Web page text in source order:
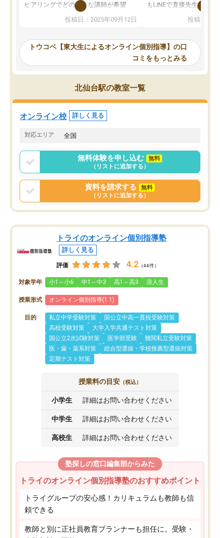
ヒアリングでどのような講師が希望
か、オプションは付帯するかなど選ぶ
事が出来ました。
ーティングを行い、その講師で良いか
見てから講師を決定する事ができま
す。
うちの子は、初回面談の講師の方で決
オンラインツールを使用した単語帳の
共有があり宿題もそちらで出される形
でした。
言う事で講師変更の申し出があり、あ
まりに短期での変更だった為、塾に通
う事にして退会しました。遅れも取り
戻せ、授業内容や講師の方は良かった
と思います。
投稿日：2025年09月12日
もLINEで直接先生に質問
めれるので、個人に合
いなのがあり(有料)、受
ことをどんなスケジュー
くか相談したのですが、
ち期待したものではなく
くなってきたようなので
投稿日：
トウコベ【東大生によるオンライン個別指導】の口
コミをもっとみる
北仙台駅の教室一覧
オンライン校 詳しく見る
対応エリア 全国
無料体験を申し込む
無料
（リストに追加する）
資料を請求する
無料
（リストに追加する）
トライのオンライン個別指導塾
詳しく見る
評価 4.2 （44件）
対象学年 小1～小6 中1～中3 高1～高3 浪人生
授業形式 オンライン個別指導(1:1)
目的 私立中学受験対策
国公立中高一貫校受験対策
高校受験対策
大学入学共通テスト対策
国公立2次試験対策
医学部受験
難関私立受験対策
医・歯・薬系対策
総合型選抜・学校推薦型選抜対策
定期テスト対策
授業料の目安 （税込）
小学生 詳細はお問い合わせください
中学生 詳細はお問い合わせください
高校生 詳細はお問い合わせください
塾探しの窓口編集部からみた
トライのオンライン個別指導塾のおすすめポイント
トライグループの安心感！カリキュラムも教師も信
頼できる
教師と別に正社員教育プランナーも担任に。受験・